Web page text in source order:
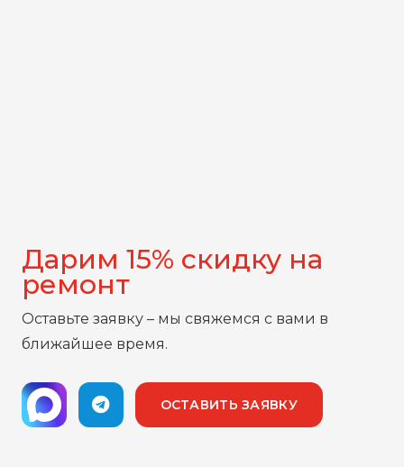
Дарим 15% скидку на
ремонт
Оставьте заявку – мы свяжемся с вами в
ближайшее время.
ОСТАВИТЬ ЗАЯВКУ